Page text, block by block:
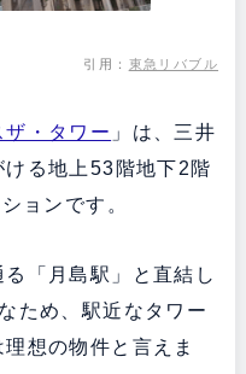
引用： 東急リバブル
・タワー 」は、三井
る地上53階地下2階
ョンです。
「月島駅」と直結し
ため、駅近なタワー
想の物件と言えま